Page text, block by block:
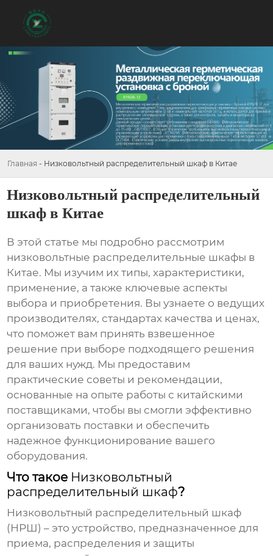
Главная - Низковольтный распределительный шкаф в Китае
Низковольтный распределительный
шкаф в Китае
В этой статье мы подробно рассмотрим
низковольтные распределительные шкафы в
Китае. Мы изучим их типы, характеристики,
применение, а также ключевые аспекты
выбора и приобретения. Вы узнаете о ведущих
производителях, стандартах качества и ценах,
что поможет вам принять взвешенное
решение при выборе подходящего решения
для ваших нужд. Мы предоставим
практические советы и рекомендации,
основанные на опыте работы с китайскими
поставщиками, чтобы вы смогли эффективно
организовать поставки и обеспечить
надежное функционирование вашего
оборудования.
Что такое Низковольтный
распределительный шкаф?
Низковольтный распределительный шкаф
(НРШ) – это устройство, предназначенное для
приема, распределения и защиты